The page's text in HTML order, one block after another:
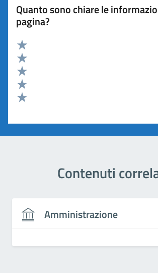
Quanto sono chiare le
pagina?
Valuta 5 stelle su 5
Valuta 4 stelle su 5
Valuta 3 stelle su 5
Valuta 2 stelle su 5
Contenuti
Amministrazione